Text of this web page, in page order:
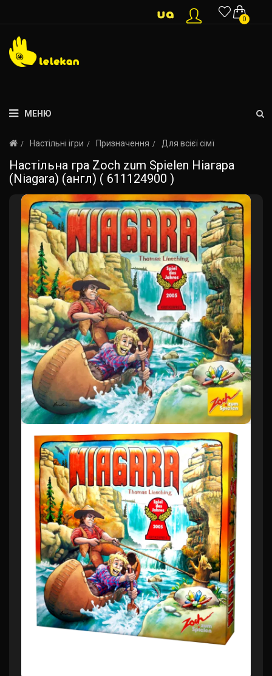
0
МЕНЮ
Настільні ігри Призначення Для всієї сімї
Настільна гра Zoch zum Spielen Ніагара
(Niagara) (англ) ( 611124900 )